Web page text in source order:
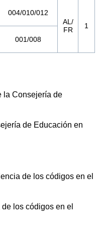
004/010/012
AL/
FR
1
001/008
la Consejería de
de Educación en
de los códigos en el
los códigos en el